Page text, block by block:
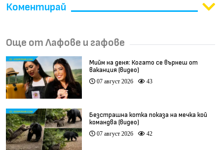
Коментирай
Още от Лафове и гафове
Мийм на деня: Когато се върнеш от
ваканция (видео)
07 август 2026 43
Безстрашна котка показа на мечка кой
командва (видео)
07 август 2026 42